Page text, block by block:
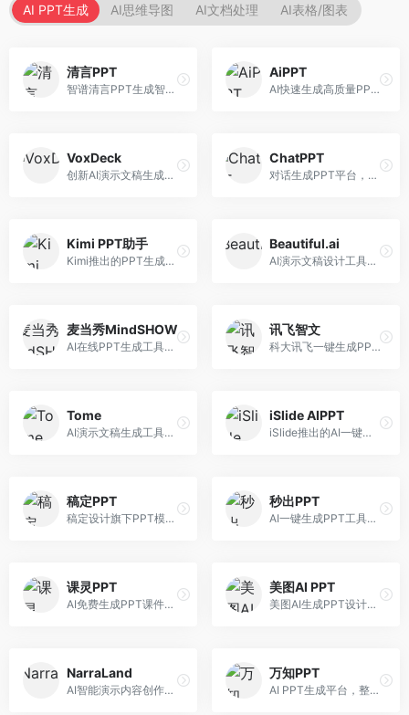
AI PPT生成 AI思维导图 AI文档处理 AI表格/图表
清言PPT
智谱清言PPT生成智能体，基于GLM大模型。面向智谱用户，支持对话生成PPT、内容优化等服务，与智谱生态深度整合。
AiPPT
AI快速生成高质量PPT平台，支持主题定制。面向职场人士和学生，提供一键生成、模板选择、内容优化等服务，PPT制作速度快，设计质量高。
VoxDeck
创新AI演示文稿生成工具，支持语音交互创作。面向职场人士，支持语音输入、PPT生成、内容优化等功能，语音创作体验便捷。
ChatPPT
对话生成PPT平台，支持自然语言交互创作。面向职场人士和教育工作者，通过对话方式完成PPT制作，交互体验友好，创作过程直观。
Kimi PPT助手
Kimi推出的PPT生成智能体，整合长文本处理能力。面向职场人士和学生，支持文档解析、PPT生成、内容优化等服务，与Kimi生态深度整合。
Beautiful.ai
AI演示文稿设计工具，专注于自动化设计排版。面向职场人士，提供智能排版、模板选择、设计优化等服务，设计美观度高。
麦当秀MindSHOW
AI在线PPT生成工具，支持思维导图转PPT。面向职场人士，提供思维导图导入、PPT生成、模板选择等服务，思维导图转PPT效率高。
讯飞智文
科大讯飞一键生成PPT和Word工具，整合语音技术。面向职场人士，支持语音输入、文档生成、格式调整等功能，办公效率显著提升。
Tome
AI演示文稿生成工具，专注于故事化演示创作。面向创业者和营销人员，提供故事叙述、视觉设计、内容生成等服务，演示文稿叙事性强。
iSlide AIPPT
iSlide推出的AI一键设计精美PPT工具。面向PPT设计用户，提供模板库、内容生成、设计优化等服务，与iSlide插件深度整合。
稿定PPT
稿定设计旗下PPT模板资源库，整合AI生成功能。面向设计师和职场人士，提供海量PPT模板、AI内容生成等服务，模板质量高。
秒出PPT
AI一键生成PPT工具，专注于快速演示文稿制作。面向职场人士，支持主题输入、内容生成、模板套用等功能，PPT生成速度快，适合紧急制作场景。
课灵PPT
AI免费生成PPT课件平台，专注于教育场景。面向教师和教育工作者，提供课件生成、教学设计、模板选择等服务，教育适配性强。
美图AI PPT
美图AI生成PPT设计工具，整合图像处理能力。面向设计师和职场人士，提供PPT生成、图片美化、设计优化等服务，视觉设计美观。
NarraLand
AI智能演示内容创作平台，专注于叙事演示。面向内容创作者，提供故事创作、演示生成、动画设计等服务，演示内容生动有趣。
万知PPT
AI PPT生成平台，整合知识库与创作功能。面向职场人士，支持内容检索、PPT生成、设计优化等服务，知识整合能力强。